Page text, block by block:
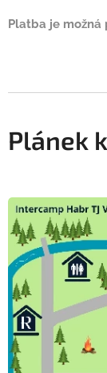
Platba je možná
Plánek